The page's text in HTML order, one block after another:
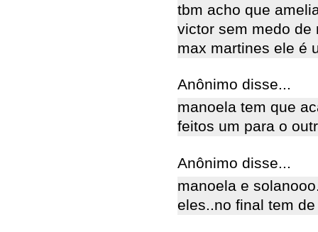
tbm acho que
victor sem medo de
max martines ele é
Anônimo disse...
manoela tem que
feitos um para o
Anônimo disse...
manoela e
eles..no final tem